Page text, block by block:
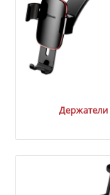
Держатели